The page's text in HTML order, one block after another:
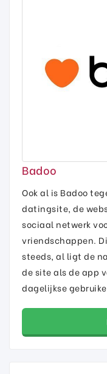
Badoo
Ook al is Badoo
datingsite, de
sociaal netwerk
vriendschappen.
steeds, al ligt de
de site als de app
dagelijkse